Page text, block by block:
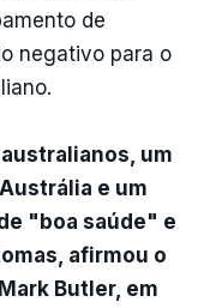
de
negativo para o
um
e um
"boa saúde" e
afirmou o
Butler, em